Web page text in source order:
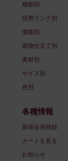
種類別
状態ランク別
価格別
着物仕立て別
素材別
サイズ別
色別
各種情報
新規会員登録
カートを見る
お知らせ